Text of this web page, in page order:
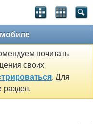
почитать
своих
. Для
раздел.